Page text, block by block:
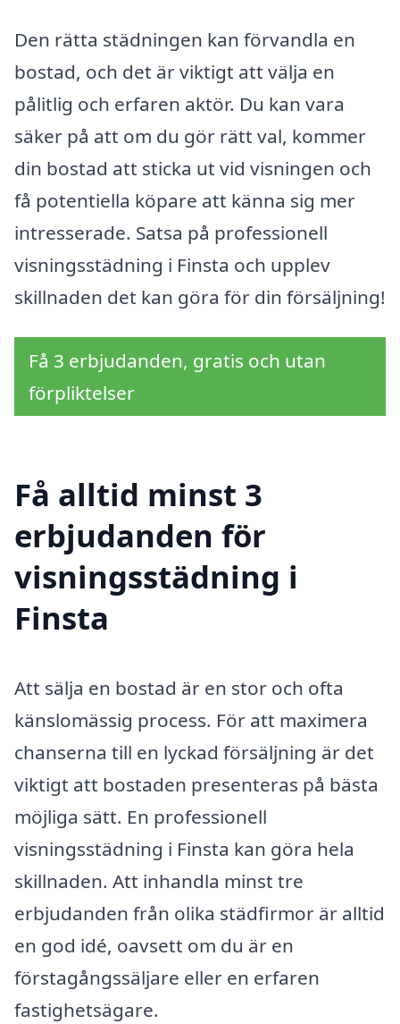
Den rätta städningen kan förvandla en
bostad, och det är viktigt att välja en
pålitlig och erfaren aktör. Du kan vara
säker på att om du gör rätt val, kommer
din bostad att sticka ut vid visningen och
få potentiella köpare att känna sig mer
intresserade. Satsa på professionell
visningsstädning i Finsta och upplev
skillnaden det kan göra för din försäljning!
Få 3 erbjudanden, gratis och utan
förpliktelser
Få alltid minst 3
erbjudanden för
visningsstädning i
Finsta
Att sälja en bostad är en stor och ofta
känslomässig process. För att maximera
chanserna till en lyckad försäljning är det
viktigt att bostaden presenteras på bästa
möjliga sätt. En professionell
visningsstädning i Finsta kan göra hela
skillnaden. Att inhandla minst tre
erbjudanden från olika städfirmor är alltid
en god idé, oavsett om du är en
förstagångssäljare eller en erfaren
fastighetsägare.